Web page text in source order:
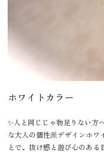
ホワイトカラー
✨人と同じじゃ物足りない方
な大人の個性派デザインホワ
とで、抜け感と遊び心のあ